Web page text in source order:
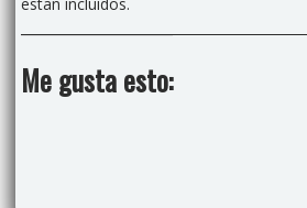
Me gusta esto: